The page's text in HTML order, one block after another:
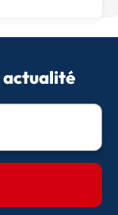
actualité